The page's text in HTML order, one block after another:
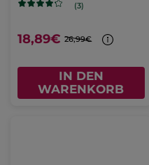
(3)
18,89€ 26,99€
IN DEN
WARENKORB